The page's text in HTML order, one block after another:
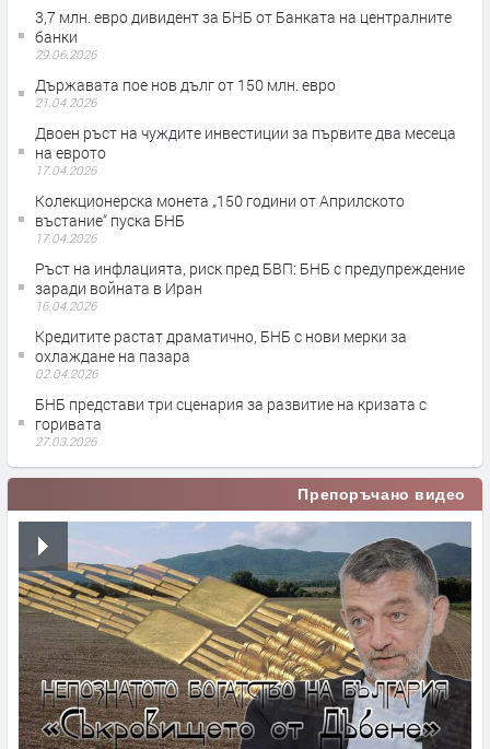
3,7 млн. евро дивидент за БНБ от Банката на централните
банки
29.06.2026
Държавата пое нов дълг от 150 млн. евро
21.04.2026
Двоен ръст на чуждите инвестиции за първите два месеца
на еврото
17.04.2026
Колекционерска монета „150 години от Априлското
въстание“ пуска БНБ
17.04.2026
Ръст на инфлацията, риск пред БВП: БНБ с предупреждение
заради войната в Иран
16.04.2026
Кредитите растат драматично, БНБ с нови мерки за
охлаждане на пазара
02.04.2026
БНБ представи три сценария за развитие на кризата с
горивата
27.03.2026
Препоръчано видео